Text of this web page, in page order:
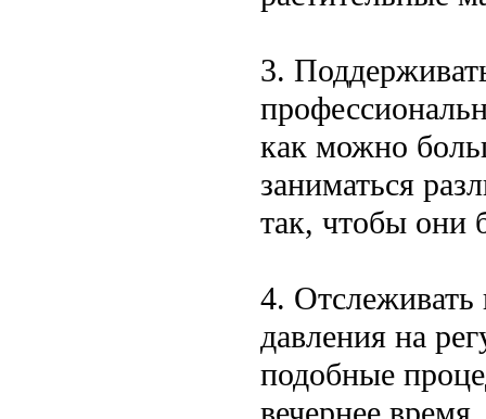
3.
как можно
заниматься
так, чтобы они
4. Отслеживать
давления на
подобные